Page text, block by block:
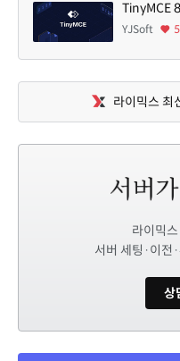
TinyMCE 8
YJSoft 5
라이믹스 최
라이믹
서버 세팅·이전
상